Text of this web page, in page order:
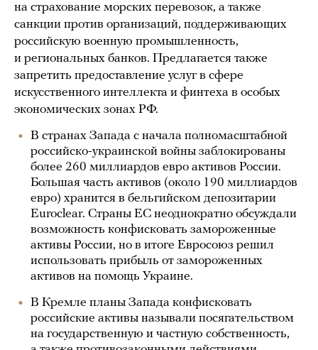
на страхование морских перевозок, а также
санкции против организаций, поддерживающих
российскую военную промышленность,
и региональных банков. Предлагается также
запретить предоставление услуг в сфере
искусственного интеллекта и финтеха в особых
экономических зонах РФ.
В странах Запада с начала полномасштабной
российско-украинской войны заблокированы
более 260 миллиардов евро активов России.
Большая часть активов (около 190 миллиардов
евро) хранится в бельгийском депозитарии
Euroclear. Страны ЕС неоднократно обсуждали
возможность конфисковать замороженные
активы России, но в итоге Евросоюз решил
использовать прибыль от замороженных
активов на помощь Украине.
В Кремле планы Запада конфисковать
российские активы называли посягательством
на государственную и частную собственность,